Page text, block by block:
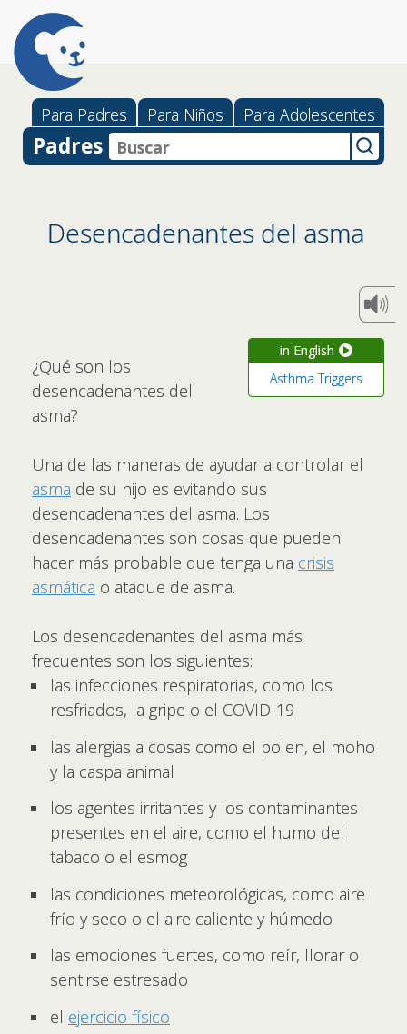
Para Padres Para Niños Para Adolescentes
Padres
Desencadenantes del asma
in English
Asthma Triggers
¿Qué son los
desencadenantes del
asma?
Una de las maneras de ayudar a controlar el
asma de su hijo es evitando sus
desencadenantes del asma. Los
desencadenantes son cosas que pueden
hacer más probable que tenga una crisis
asmática o ataque de asma.
Los desencadenantes del asma más
frecuentes son los siguientes:
las infecciones respiratorias, como los
resfriados, la gripe o el COVID-19
las alergias a cosas como el polen, el moho
y la caspa animal
los agentes irritantes y los contaminantes
presentes en el aire, como el humo del
tabaco o el esmog
las condiciones meteorológicas, como aire
frío y seco o el aire caliente y húmedo
las emociones fuertes, como reír, llorar o
sentirse estresado
el ejercicio físico